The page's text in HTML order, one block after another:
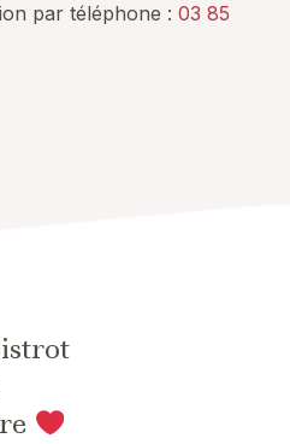
par téléphone : 03 85